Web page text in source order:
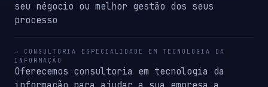
seu négocio ou melhor gestão dos seus
processo
→ CONSULTORIA ESPECIALIDADE EM TECNOLOGIA DA
INFORMAÇÃO
Oferecemos consultoria em tecnologia da